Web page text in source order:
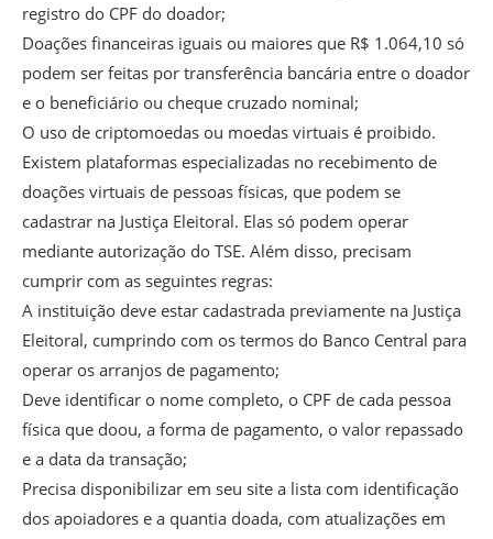
registro do CPF do doador;
Doações financeiras iguais ou maiores que R$ 1.064,10 só
podem ser feitas por transferência bancária entre o doador
e o beneficiário ou cheque cruzado nominal;
O uso de criptomoedas ou moedas virtuais é proibido.
Existem plataformas especializadas no recebimento de
doações virtuais de pessoas físicas, que podem se
cadastrar na Justiça Eleitoral. Elas só podem operar
mediante autorização do TSE. Além disso, precisam
cumprir com as seguintes regras:
A instituição deve estar cadastrada previamente na Justiça
Eleitoral, cumprindo com os termos do Banco Central para
operar os arranjos de pagamento;
Deve identificar o nome completo, o CPF de cada pessoa
física que doou, a forma de pagamento, o valor repassado
e a data da transação;
Precisa disponibilizar em seu site a lista com identificação
dos apoiadores e a quantia doada, com atualizações em